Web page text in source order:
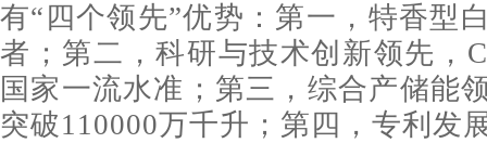
有“四个领先”优势：第一，特香型
者；第二，科研与技术创新领先，
国家一流水准；第三，综合产储能
突破110000万千升；第四，专利发